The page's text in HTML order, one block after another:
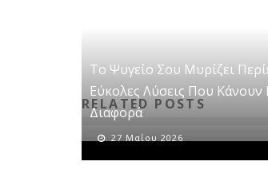
RELATED POSTS
Το Ψυγείο Σου Μυρίζει
Εύκολες Λύσεις Που Κάνουν
Διαφορά
27 Μαΐου 2026